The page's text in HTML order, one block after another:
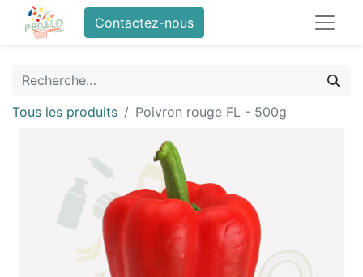
Contactez-nous
Tous les produits Poivron rouge FL - 500g